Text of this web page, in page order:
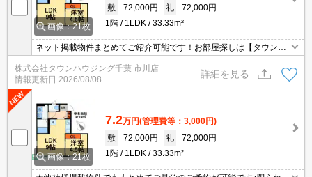
画像：21枚
敷
72,000円 礼
72,000円
1階
1LDK 33.33m²
ネット掲載物件まとめてご紹介可能です！お部屋探しは【タウンハ
ウジング】にお任せください！※オンライン内見・現地待ち合わせ
は事前にご相談ください。
株式会社タウンハウジング千葉 市川店
情報更新日 2026/08/08
詳細を見る
画像：21枚
7.2万円(管理費等：3,000円)
敷
72,000円 礼
72,000円
1階
1LDK 33.33m²